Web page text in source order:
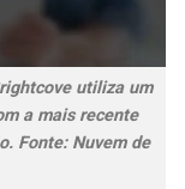
utiliza um
a mais recente
Fonte: Nuvem de